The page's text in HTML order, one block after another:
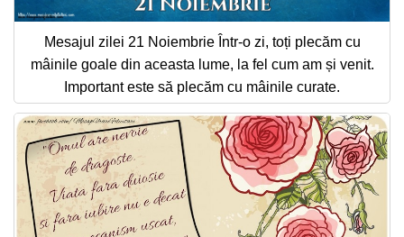
Mesajul zilei 21 Noiembrie Într-o zi, toți plecăm cu
mâinile goale din aceasta lume, la fel cum am și venit.
Important este să plecăm cu mâinile curate.